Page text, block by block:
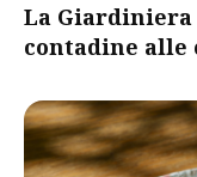
​La Giardiniera
contadine alle